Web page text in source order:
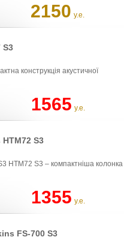
2150 у.е.
S3
конструкція акустичної
1565 у.е.
S3
HTM72 S3 – компактніша колонка
1355 у.е.
FS-700 S3